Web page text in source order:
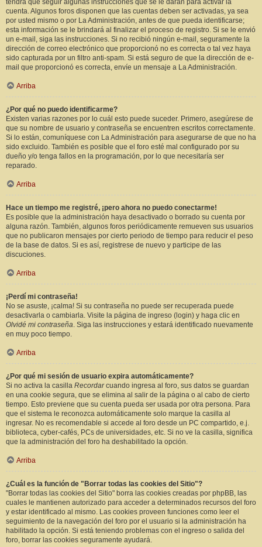
tendrá que seguir algunas instrucciones que se le darán para activar la
cuenta. Algunos foros disponen que las cuentas deben ser activadas, ya sea
por usted mismo o por La Administración, antes de que pueda identificarse;
esta información se le brindará al finalizar el proceso de registro. Si se le envió
un e-mail, siga las instrucciones. Si no recibió ningún e-mail, seguramente la
dirección de correo electrónico que proporcionó no es correcta o tal vez haya
sido capturada por un filtro anti-spam. Si está seguro de que la dirección de e-
mail que proporcionó es correcta, envíe un mensaje a La Administración.
Arriba
¿Por qué no puedo identificarme?
Existen varias razones por lo cuál esto puede suceder. Primero, asegúrese de
que su nombre de usuario y contraseña se encuentren escritos correctamente.
Si lo están, comuníquese con La Administración para asegurarse de que no ha
sido excluido. También es posible que el foro esté mal configurado por su
dueño y/o tenga fallos en la programación, por lo que necesitaría ser
reparado.
Arriba
Hace un tiempo me registré, ¡pero ahora no puedo conectarme!
Es posible que la administración haya desactivado o borrado su cuenta por
alguna razón. También, algunos foros periódicamente remueven sus usuarios
que no publicaron mensajes por cierto periodo de tiempo para reducir el peso
de la base de datos. Si es así, registrese de nuevo y participe de las
discuciones.
Arriba
¡Perdí mi contraseña!
No se asuste, ¡calma! Si su contraseña no puede ser recuperada puede
desactivarla o cambiarla. Visite la página de ingreso (login) y haga clic en
Olvidé mi contraseña. Siga las instrucciones y estará identificado nuevamente
en muy poco tiempo.
Arriba
¿Por qué mi sesión de usuario expira automáticamente?
Si no activa la casilla Recordarcuando ingresa al foro, sus datos se guardan
en una cookie segura, que se elimina al salir de la página o al cabo de cierto
tiempo. Esto previene que su cuenta pueda ser usada por otra persona. Para
que el sistema le reconozca automáticamente solo marque la casilla al
ingresar. No es recomendable si accede al foro desde un PC compartido, e.j.
biblioteca, cyber-cafés, PCs de universidades, etc. Si no ve la casilla, significa
que la administración del foro ha deshabilitado la opción.
Arriba
¿Cuál es la función de "Borrar todas las cookies del Sitio"?
"Borrar todas las cookies del Sitio" borra las cookies creadas por phpBB, las
cuales le mantienen autorizado para acceder a determinados recursos del foro
y estar identificado al mismo. Las cookies proveen funciones como leer el
seguimiento de la navegación del foro por el usuario si la administración ha
habilitado la opción. Si está teniendo problemas con el ingreso o salida del
foro, borrar las cookies seguramente ayudará.